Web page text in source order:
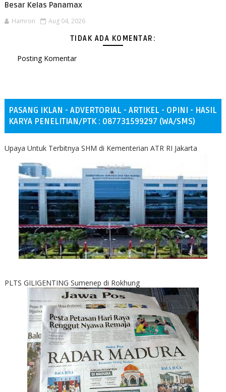
Besar Kelas Panamax
Hamron Aug 04, 2026
TIDAK ADA KOMENTAR:
Posting Komentar
PASANG IKLAN - ADVERTORIAL - ARTIKEL - OPINI - HASIL
KARYA PENELITIAN/PTK : 087731599297 (WA/SMS)
Upaya Untuk Terbitnya SHM di Kementerian ATR RI Jakarta
PLTS GILIGENTING Sumenep di Rokhung